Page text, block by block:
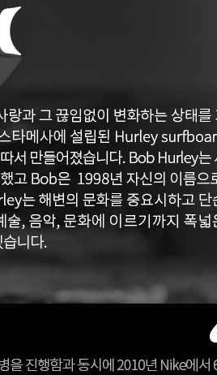
코 라이프 하세요!